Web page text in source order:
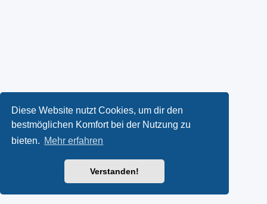
Diese Website nutzt Cookies, um dir den
bestmöglichen Komfort bei der Nutzung zu
bieten. Mehr erfahren
Verstanden!